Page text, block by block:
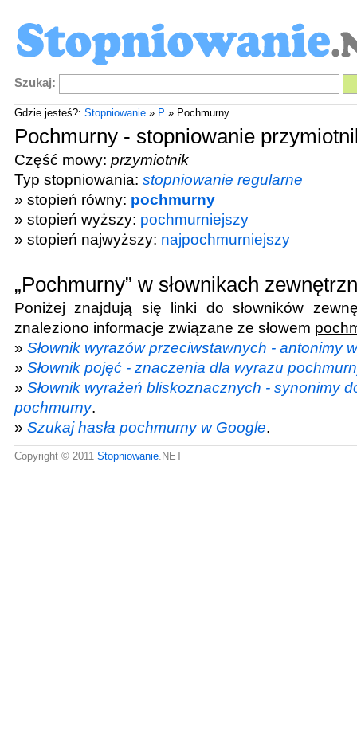
Szukaj:
Gdzie jesteś?: Stopniowanie» P » Pochmurny
Pochmurny - stopniowanie
Część mowy: przymiotnik
Typ stopniowania: stopniowanie regularne
» stopień równy: pochmurny
» stopień wyższy: pochmurniejszy
» stopień najwyższy: najpochmurniejszy
„Pochmurny” w słownikach
Poniżej znajdują się linki do słowników
znaleziono informacje związane ze słowem
» Słownik wyrazów przeciwstawnych - antonimy
» Słownik pojęć - znaczenia dla wyrazu
» Słownik wyrażeń bliskoznacznych - synonimy
pochmurny.
» Szukaj hasła pochmurny w Google.
Copyright © 2011 Stopniowanie.NET